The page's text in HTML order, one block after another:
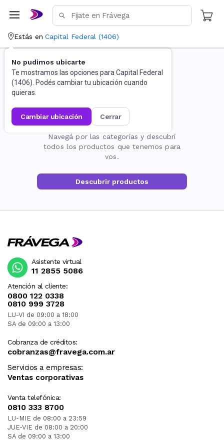
Estás en Capital Federal (1406)
No pudimos ubicarte
Te mostramos las opciones para Capital Federal
(1406). Podés cambiar tu ubicación cuando
quieras.
cambiar ubicación cerrar
La página no existe
Navegá por las categorías y descubrí
todos los productos que tenemos para
vos.
Descubrir productos
Atención al cliente:
0800 122 0338
0810 999 3728
LU-VI de 09:00 a 18:00
SA de 09:00 a 13:00
Cobranza de créditos:
cobranzas@fravega.com.ar
Servicios a empresas:
Ventas corporativas
Venta telefónica:
0810 333 8700
LU-MIE de 08:00 a 23:59
JUE-VIE de 08:00 a 20:00
SA de 09:00 a 13:00
Asistente virtual
11 2855 5086